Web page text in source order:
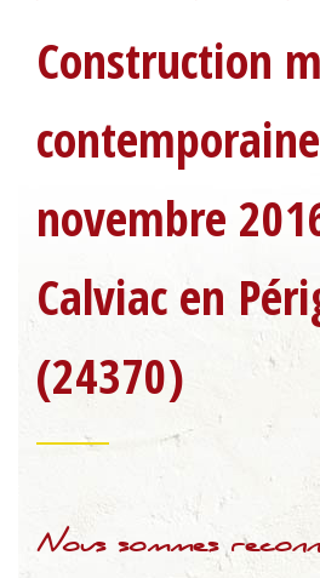
HISTOIRE
GARANTIES
DEVENEZ
Construction
novembre
Calviac en
(24370)
Nous sommes